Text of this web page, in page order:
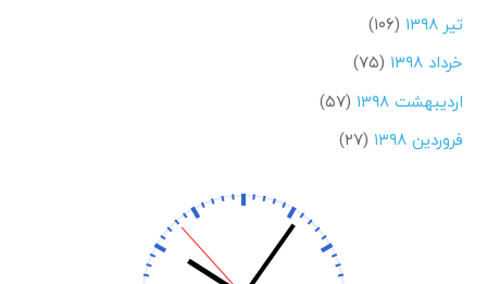
تیر ۱۳۹۸
(۱۰۶)
خرداد ۱۳۹۸
(۷۵)
اردیبهشت ۱۳۹۸
(۵۷)
فروردین ۱۳۹۸
(۲۷)